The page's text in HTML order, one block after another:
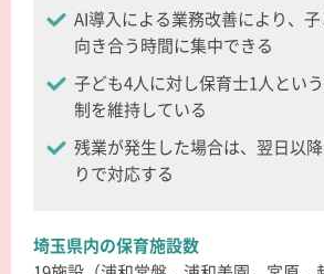
AI導入による業務改善により、
向き合う時間に集中できる
子ども4人に対し保育士1人とい
制を維持している
残業が発生した場合は、翌日以
りで対応する
埼玉県内の保育施設数